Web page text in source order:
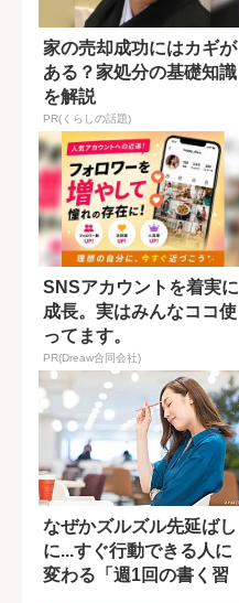
家の売却成功にはカギが
ある？家処分の基礎知識
を解説
PR(くらしの話題)
SNSアカウントを着実に
成長。実はみんなココ使
ってます。
PR(Dreaw合同会社)
なぜかズルズル先延ばし
に...すぐ行動できる人に
変わる「週1回の書く習